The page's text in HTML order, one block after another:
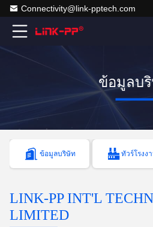
Connectivity@link-pptech.com
ข้อมูลบ
ข้อมูลบริษัท ทัวร์โรงง
LINK-PP INT'L
LIMITED